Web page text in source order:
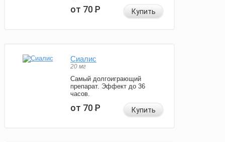
от 70Р Купить
Сиалис
20 мг
Самый долгоиграющий
препарат. Эффект до 36
часов.
от 70Р Купить